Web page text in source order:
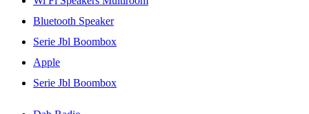
Bluetooth Speaker
Serie Jbl Boombox
Apple
Serie Jbl Boombox